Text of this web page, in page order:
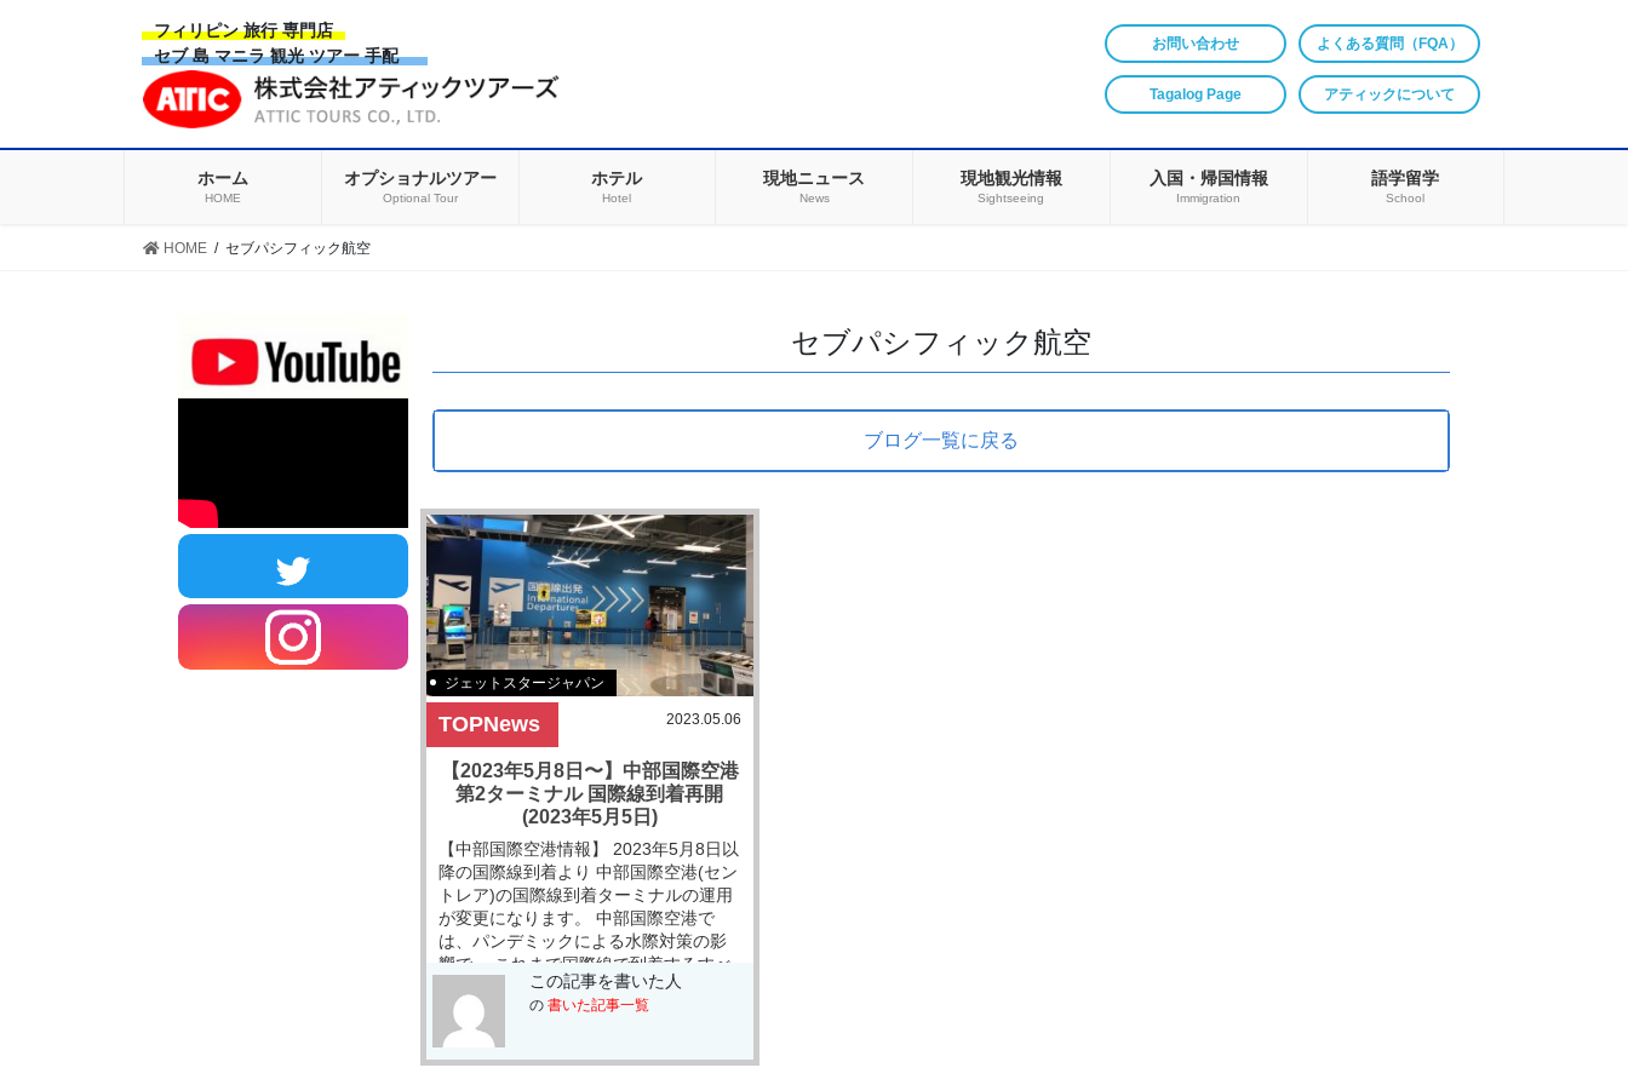
フィリピン 旅行 専門店
セブ 島 マニラ 観光 ツアー 手配
お問い合わせ よくある質問（FQA）
Tagalog Page アティックについて
ホーム
HOME
オプショナルツアー
Optional Tour
ホテル
Hotel
現地ニュース
News
現地観光情報
Sightseeing
入国・帰国情報
Immigration
語学留学
School
HOME セブパシフィック航空
セブパシフィック航空
ブログ一覧に戻る
ジェットスタージャパン
TOPNews 2023.05.06
【2023年5月8日〜】中部国際空港
第2ターミナル 国際線到着再開
(2023年5月5日)
【中部国際空港情報】 2023年5月8日以
降の国際線到着より 中部国際空港(セン
トレア)の国際線到着ターミナルの運用
が変更になります。 中部国際空港で
は、パンデミックによる水際対策の影
響で、 これまで国際線で到着するすべ
この記事を書いた人
の 書いた記事一覧